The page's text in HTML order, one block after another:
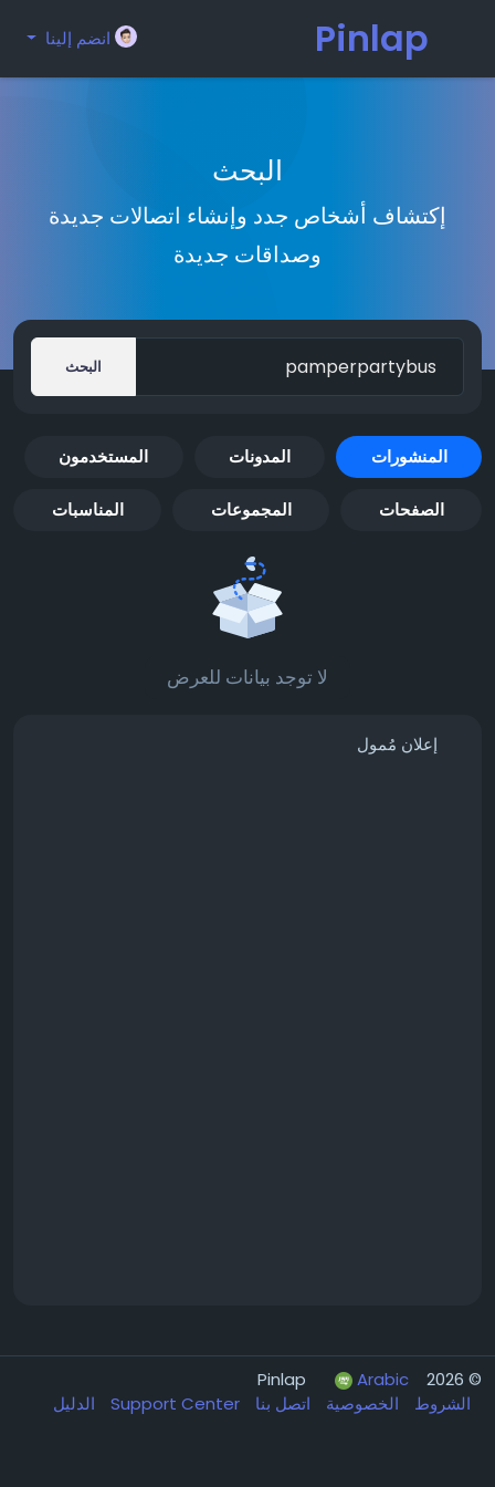
Pinlap انضم إلينا
البحث
إكتشاف أشخاص جدد وإنشاء اتصالات جديدة
وصداقات جديدة
البحث
المنشورات المدونات المستخدمون
الصفحات المجموعات المناسبات
لا توجد بيانات للعرض
إعلان مُمول
© 2026 Pinlap
Arabic
الشروط
الخصوصية اتصل بنا Support Center الدليل